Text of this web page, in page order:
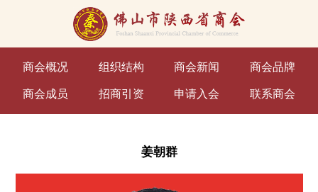
商会概况 组织结构 商会新闻 商会品牌
商会成员 招商引资 申请入会 联系商会
姜朝群